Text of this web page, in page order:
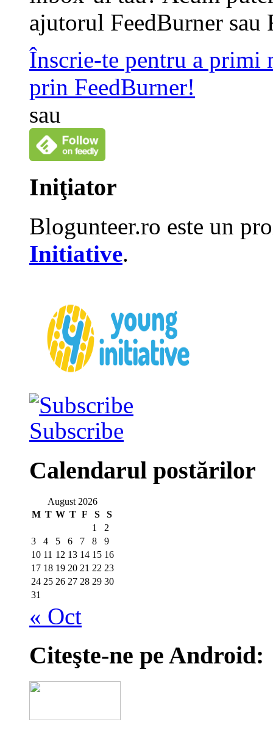
ajutorul FeedBurner sau
Înscrie-te pentru a primi
prin FeedBurner!
sau
Iniţiator
Blogunteer.ro este un
Initiative.
Subscribe
Calendarul postărilor
August 2026
M T W T F S
S
1
2
3
4 5 6 7 8
9
10 11 12 13 14 15 16
17 18 19 20 21 22 23
24 25 26 27 28 29 30
31
« Oct
Citeşte-ne pe Android: